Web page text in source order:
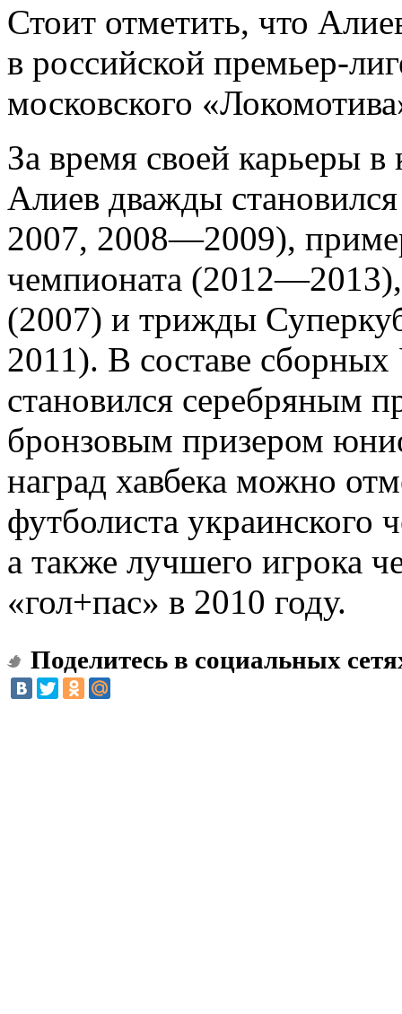
Стоит отметить, что
в российской премьер-
московского
За время своей карьеры
Алиев дважды
2007, 2008—2009),
чемпионата
(2007) и трижды
2011). В составе
становился серебряным
бронзовым призером
наград хавбека можно
футболиста украинского
а также лучшего игрока
«гол+пас» в 2010 году.
Поделитесь в социальных